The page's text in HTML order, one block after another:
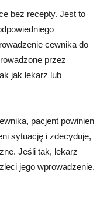
bez recepty. Jest to
cewnika do
przez
jak lekarz lub
pacjent powinien
sytuację i zdecyduje,
Jeśli tak, lekarz
jego wprowadzenie.